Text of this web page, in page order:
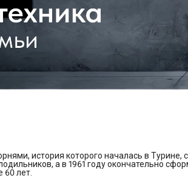
история которого началась в Турине,
а в 1961 году окончательно
60 лет.